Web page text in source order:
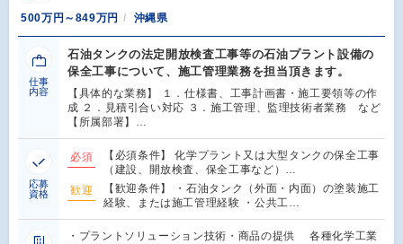
500万円～849万円 沖縄県
仕事
内容
石油タンクの法定開放検査工事等の石油プラント設備の
保全工事について、施工管理業務を担当頂きます。
【具体的な業務】 １．仕様書、工事計画書・施工要領等の作
成 ２．見積引合い対応 ３．施工管理、監理技術者業務 など
【所属部署】…
応募
資格
必須
【必須条件】 化学プラント又は大型タンクの保全工事
（建設、開放検査、保全工事など）…
歓迎
【歓迎条件】 ・石油タンク（外面・内面）の塗装施工
経験、または施工管理経験 ・公共工…
・プラントソリューション技術・商品の提供 各種化学工業